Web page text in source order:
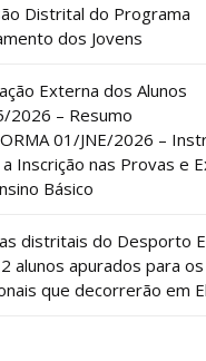
Distrital do Programa
dos Jovens
Externa dos Alunos
2026 – Resumo
01/JNE/2026 –
Inscrição nas Provas e
Básico
distritais do Desporto
alunos apurados para os
que decorrerão em